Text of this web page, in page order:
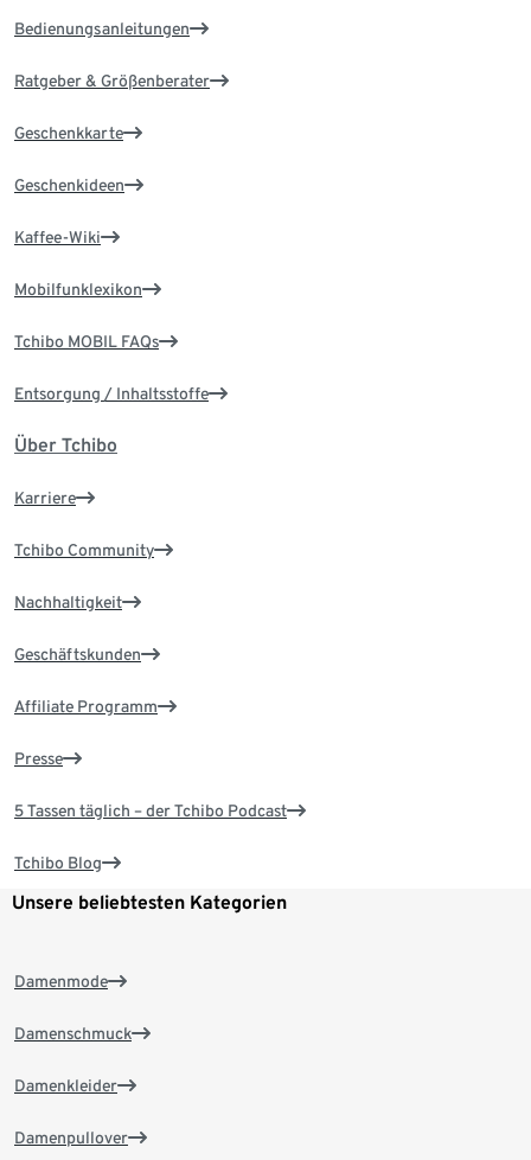
Bedienungsanleitungen
Ratgeber & Größenberater
Geschenkkarte
Geschenkideen
Kaffee-Wiki
Mobilfunklexikon
Tchibo MOBIL FAQs
Entsorgung / Inhaltsstoffe
Über Tchibo
Karriere
Tchibo Community
Nachhaltigkeit
Geschäftskunden
Affiliate Programm
Presse
5 Tassen täglich – der Tchibo Podcast
Tchibo Blog
Unsere beliebtesten Kategorien
Damenmode
Damenschmuck
Damenkleider
Damenpullover